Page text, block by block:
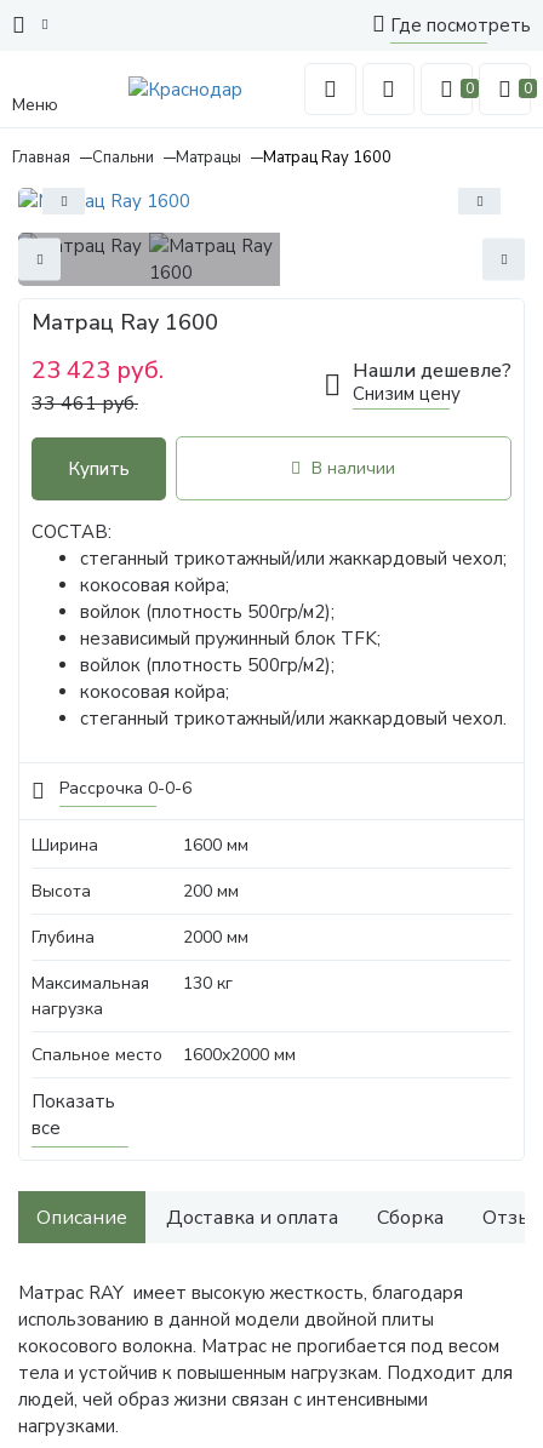
Где посмотреть
Меню
0 0
Главная Спальни Матрацы Матрац Ray 1600
Рассрочка 0-0-6
Матрац Ray 1600
23 423 руб.
33 461 руб.
Нашли дешевле?
Снизим цену
Купить В наличии
СОСТАВ:
стеганный трикотажный/или жаккардовый чехол;
кокосовая койра;
войлок (плотность 500гр/м2);
независимый пружинный блок TFK;
войлок (плотность 500гр/м2);
кокосовая койра;
стеганный трикотажный/или жаккардовый чехол.
Ширина
1600 мм
Высота
200 мм
Глубина
2000 мм
Максимальная
нагрузка
130 кг
Спальное место 1600х2000 мм
Показать
все
Описание Доставка и оплата Сборка
Матрас RAY имеет высокую жесткость, благодаря
использованию в данной модели двойной плиты
кокосового волокна. Матрас не прогибается под весом
тела и устойчив к повышенным нагрузкам. Подходит для
людей, чей образ жизни связан с интенсивными
нагрузками.